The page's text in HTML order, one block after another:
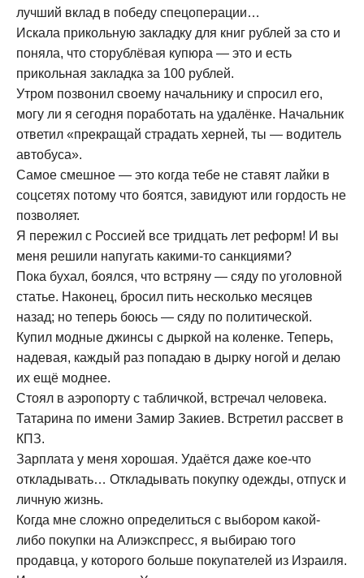
лучший вклад в победу спецоперации…
Искала прикольную закладку для книг рублей за сто и
поняла, что сторублёвая купюра — это и есть
прикольная закладка за 100 рублей.
Утром позвонил своему начальнику и спросил его,
могу ли я сегодня поработать на удалёнке. Начальник
ответил «прекращай страдать херней, ты — водитель
автобуса».
Самое смешное — это когда тебе не ставят лайки в
соцсетях потому что боятся, завидуют или гордость не
позволяет.
Я пережил с Россией все тридцать лет реформ! И вы
меня решили напугать какими-то санкциями?
Пока бухал, боялся, что встряну — сяду по уголовной
статье. Наконец, бросил пить несколько месяцев
назад; но теперь боюсь — сяду по политической.
Купил модные джинсы с дыркой на коленке. Теперь,
надевая, каждый раз попадаю в дырку ногой и делаю
их ещё моднее.
Стоял в аэропорту с табличкой, встречал человека.
Татарина по имени Замир Закиев. Встретил рассвет в
КПЗ.
Зарплата у меня хорошая. Удаётся даже кое-что
откладывать… Откладывать покупку одежды, отпуск и
личную жизнь.
Когда мне сложно определиться с выбором какой-
либо покупки на Алиэкспресс, я выбираю того
продавца, у которого больше покупателей из Израиля.